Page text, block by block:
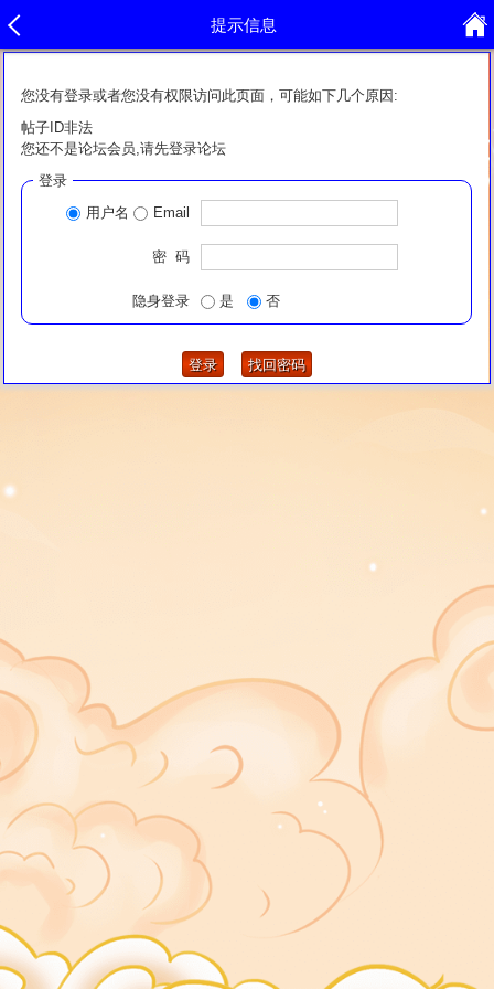
提示信息
您没有登录或者您没有权限访问此页面，可能如下几个原因:
帖子ID非法
您还不是论坛会员,请先登录论坛
登录
用户名
Email
密 码
隐身登录 是 否